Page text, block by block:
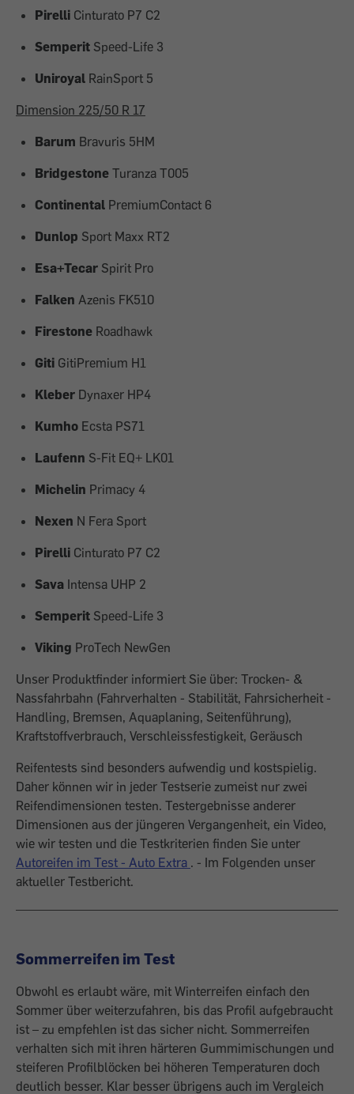
Pirelli Cinturato P7 C2
Semperit Speed-Life 3
Uniroyal RainSport 5
Dimension 225/50 R 17
Barum Bravuris 5HM
Bridgestone Turanza T005
Continental PremiumContact 6
Dunlop Sport Maxx RT2
Esa+Tecar Spirit Pro
Falken Azenis FK510
Firestone Roadhawk
Giti GitiPremium H1
Kleber Dynaxer HP4
Kumho Ecsta PS71
Laufenn S-Fit EQ+ LK01
Michelin Primacy 4
Nexen N Fera Sport
Pirelli Cinturato P7 C2
Sava Intensa UHP 2
Semperit Speed-Life 3
Viking ProTech NewGen
Unser Produktfinder informiert Sie über: Trocken- &
Nassfahrbahn (Fahrverhalten - Stabilität, Fahrsicherheit -
Handling, Bremsen, Aquaplaning, Seitenführung),
Kraftstoffverbrauch, Verschleissfestigkeit, Geräusch
Reifentests sind besonders aufwendig und kostspielig.
Daher können wir in jeder Testserie zumeist nur zwei
Reifendimensionen testen. Testergebnisse anderer
Dimensionen aus der jüngeren Vergangenheit, ein Video,
wie wir testen und die Testkriterien finden Sie unter
Autoreifen im Test - Auto Extra . - Im Folgenden unser
aktueller Testbericht.
Sommerreifen im Test
Obwohl es erlaubt wäre, mit Winterreifen einfach den
Sommer über weiterzufahren, bis das Profil aufgebraucht
ist – zu emp­fehlen ist das sicher nicht. Sommerreifen
verhalten sich mit ihren härteren Gummi­mischungen und
steiferen Profilblöcken bei höheren Temperaturen doch
deutlich besser. Klar besser übrigens auch im Vergleich